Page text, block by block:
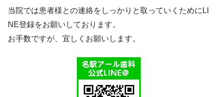
当院では患者様との連絡をしっかりと取っていくためにLI
NE登録をお願いしております。
お手数ですが、宜しくお願いします。